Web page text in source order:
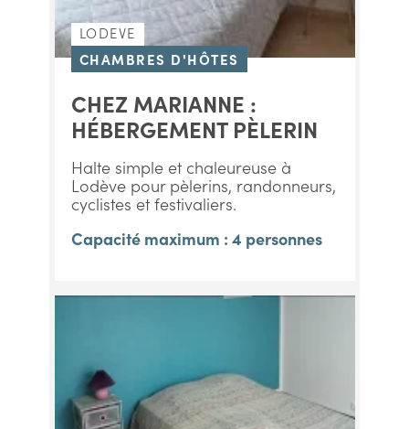
LODEVE
CHAMBRES D'HÔTES
CHEZ MARIANNE :
HÉBERGEMENT PÈLERIN
Halte simple et chaleureuse à
Lodève pour pèlerins, randonneurs,
cyclistes et festivaliers.
Capacité maximum : 4 personnes